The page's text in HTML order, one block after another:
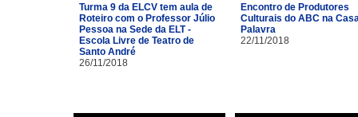
Turma 9 da ELCV tem aula de
Roteiro com o Professor Júlio
Pessoa na Sede da ELT -
Escola Livre de Teatro de
Santo André
26/11/2018
Encontro de Produtores
Culturais do ABC na
Palavra
22/11/2018